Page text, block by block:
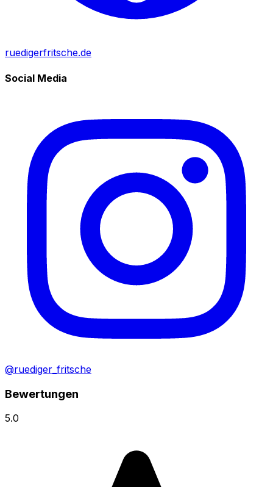
ruedigerfritsche.de
Social Media
@ruediger_fritsche
Bewertungen
5.0